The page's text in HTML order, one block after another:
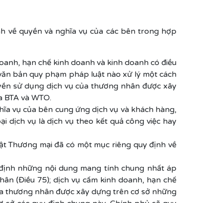
về quyền và nghĩa vụ của các bên trong hợp
hạn chế kinh doanh và kinh doanh có điều
bản quy phạm pháp luật nào xử lý một cách
sử dụng dịch vụ của thương nhân được xây
và WTO.
vụ của bên cung ứng dịch vụ và khách hàng,
dịch vụ là dịch vụ theo kết quả công việc hay
Thương mại đã có một mục riêng quy định về
những nội dung mang tính chung nhất áp
(Điều 75); dịch vụ cấm kinh doanh, hạn chế
thương nhân được xây dựng trên cơ sở những